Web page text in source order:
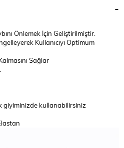
Önlemek İçin Geliştirilmiştir.
Kullanıcıyı Optimum
Sağlar
giyiminizde kullanabilirsiniz